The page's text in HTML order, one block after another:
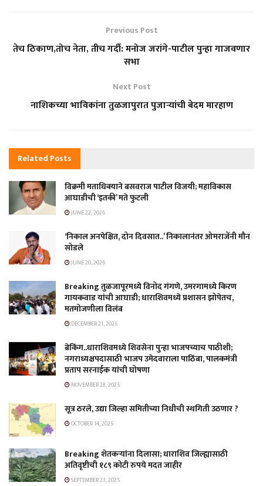
Previous Post
तेच ठिकाण,तोच नेता, तीच गर्दी: मनोज जरांगे-पाटील पुन्हा गाजवणार
सभा
Next Post
नाशिकच्या भाविकांना तुळजापुरात पुजाऱ्यांची बेदम मारहाण
Related Posts
विक्रमी मताधिक्याने बसवराज पाटील विजयी; महाविकास
आघाडीची ‘इतकी’ मते फुटली
JUNE 22, 2026
‘निकाल अनपेक्षित, दोन दिवसात..’ निकालानंतर ओमराजेंनी मौन
सोडले
JUNE 20, 2026
Breaking तुळजापूरमध्ये विनोद गंगणे, उमरगामध्ये किरण
गायकवाड यांची आघाडी; धाराशिवमध्ये प्रशासन झोपेतच,
मतमोजणीला विलंब
DECEMBER 21, 2025
ब्रेकिंग..धाराशिवमध्ये शिवसेना पुन्हा भाजपच्याच पाठीशी;
नगराध्यक्षपदासाठी भाजप उमेदवाराला पाठिंबा, पालकमंत्री
प्रताप सरनाईक यांची घोषणा
NOVEMBER 28, 2025
सूत्र ठरले, उद्या जिल्हा समितीच्या निधीची स्थगिती उठणार ?
OCTOBER 14, 2025
Breaking शेतकऱ्यांना दिलासा; धाराशिव जिल्ह्यासाठी
अतिवृष्टीची १८९ कोटी रुपये मदत जाहीर
SEPTEMBER 23, 2025